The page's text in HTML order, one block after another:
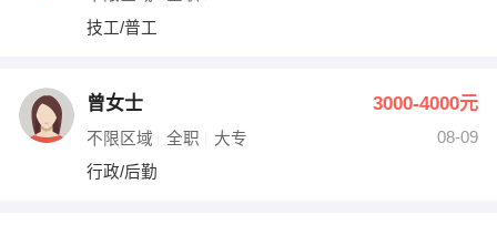
技工/普工
曾女士 3000-4000元
不限区域 全职 大专
08-09
行政/后勤